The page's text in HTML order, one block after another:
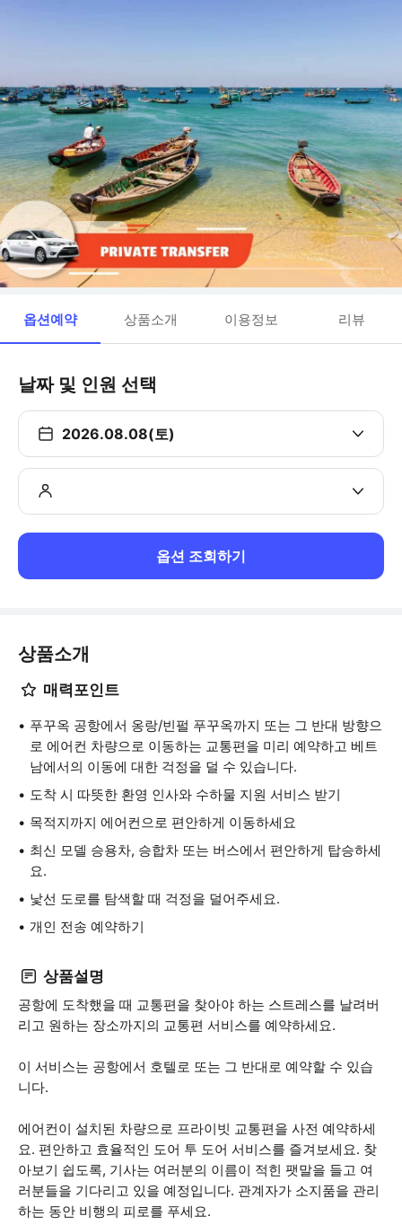
옵션예약 상품소개 이용정보 리뷰
날짜 및 인원 선택
2026.08.08(토)
옵션 조회하기
상품소개
매력포인트
푸꾸옥 공항에서 옹랑/빈펄 푸꾸옥까지 또는 그 반대 방향으
로 에어컨 차량으로 이동하는 교통편을 미리 예약하고 베트
남에서의 이동에 대한 걱정을 덜 수 있습니다.
도착 시 따뜻한 환영 인사와 수하물 지원 서비스 받기
목적지까지 에어컨으로 편안하게 이동하세요
최신 모델 승용차, 승합차 또는 버스에서 편안하게 탑승하세
요.
낯선 도로를 탐색할 때 걱정을 덜어주세요.
개인 전송 예약하기
상품설명
공항에 도착했을 때 교통편을 찾아야 하는 스트레스를 날려버
리고 원하는 장소까지의 교통편 서비스를 예약하세요.
이 서비스는 공항에서 호텔로 또는 그 반대로 예약할 수 있습
니다.
에어컨이 설치된 차량으로 프라이빗 교통편을 사전 예약하세
요. 편안하고 효율적인 도어 투 도어 서비스를 즐겨보세요. 찾
아보기 쉽도록, 기사는 여러분의 이름이 적힌 팻말을 들고 여
러분들을 기다리고 있을 예정입니다. 관계자가 소지품을 관리
하는 동안 비행의 피로를 푸세요.